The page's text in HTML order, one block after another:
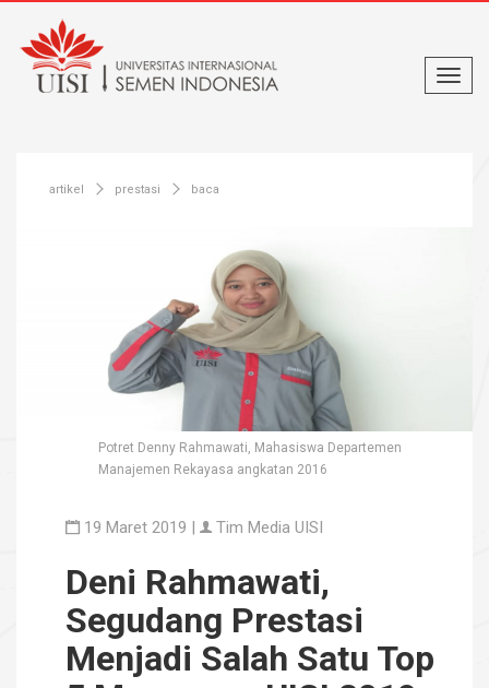
artikel prestasi baca
Potret Denny Rahmawati, Mahasiswa Departemen
Manajemen Rekayasa angkatan 2016
19 Maret 2019 | Tim Media UISI
Deni Rahmawati,
Segudang Prestasi
Menjadi Salah Satu Top